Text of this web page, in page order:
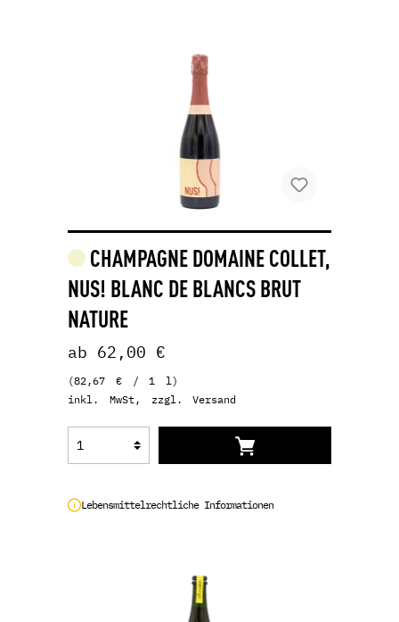
CHAMPAGNE DOMAINE COLLET,
NUS! BLANC DE BLANCS BRUT
NATURE
ab 62,00 €
(82,67 € / 1 l)
inkl. MwSt, zzgl. Versand
Lebensmittelrechtliche Informationen